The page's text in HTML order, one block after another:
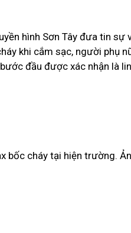
hình Sơn Tây đưa tin
khi cắm sạc, người phụ
đầu được xác nhận là